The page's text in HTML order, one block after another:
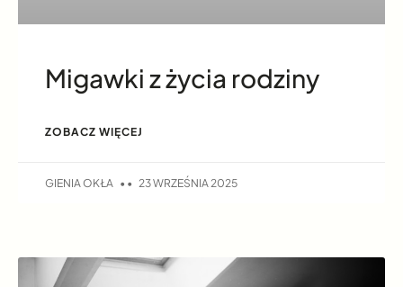
Migawki z życia rodziny
ZOBACZ WIĘCEJ
GIENIA OKŁA 23 WRZEŚNIA 2025